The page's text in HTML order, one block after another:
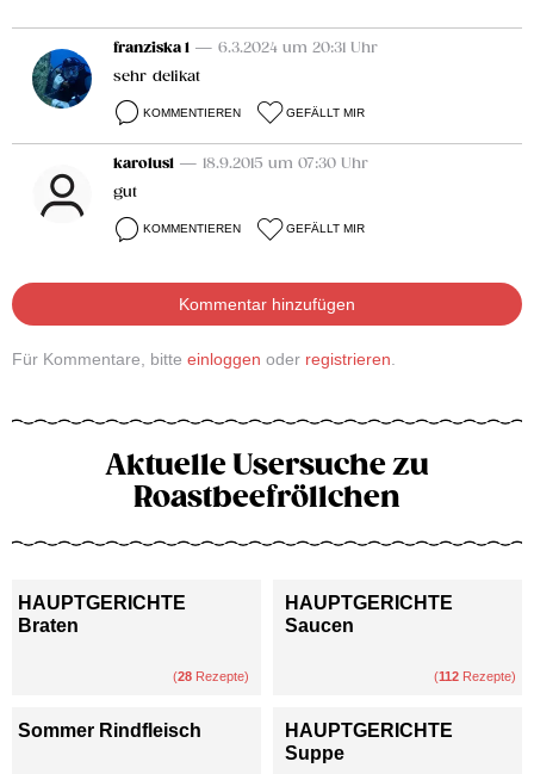
franziska 1 — 6.3.2024 um 20:31 Uhr
sehr delikat
KOMMENTIEREN GEFÄLLT MIR
karolus1 — 18.9.2015 um 07:30 Uhr
gut
KOMMENTIEREN GEFÄLLT MIR
Kommentar hinzufügen
Für Kommentare, bitte einloggen oder registrieren.
Aktuelle Usersuche zu
Roastbeefröllchen
HAUPTGERICHTE
Braten
(28 Rezepte)
HAUPTGERICHTE
Saucen
(112 Rezepte)
Sommer Rindfleisch
HAUPTGERICHTE
Suppe